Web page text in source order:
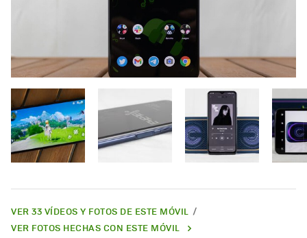
VER 33 VÍDEOS Y FOTOS DE ESTE MÓVIL
VER FOTOS HECHAS CON ESTE MÓVIL